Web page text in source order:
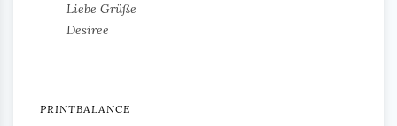
Liebe Grüße
Desiree
PRINTBALANCE